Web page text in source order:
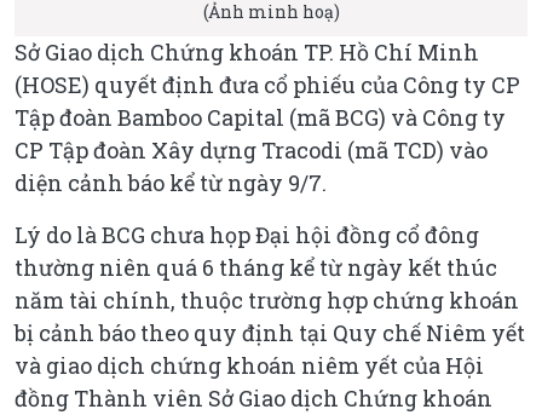
(Ảnh minh hoạ)
Sở Giao dịch Chứng khoán TP. Hồ Chí Minh
(HOSE) quyết định đưa cổ phiếu của Công ty CP
Tập đoàn Bamboo Capital (mã BCG) và Công ty
CP Tập đoàn Xây dựng Tracodi (mã TCD) vào
diện cảnh báo kể từ ngày 9/7.
Lý do là BCG chưa họp Đại hội đồng cổ đông
thường niên quá 6 tháng kể từ ngày kết thúc
năm tài chính, thuộc trường hợp chứng khoán
bị cảnh báo theo quy định tại Quy chế Niêm yết
và giao dịch chứng khoán niêm yết của Hội
đồng Thành viên Sở Giao dịch Chứng khoán